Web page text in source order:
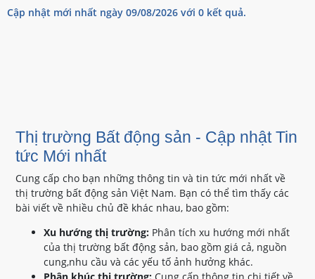
Cập nhật mới nhất ngày 09/08/2026 với 0 kết quả.
Thị trường Bất động sản - Cập nhật Tin
tức Mới nhất
Cung cấp cho bạn những thông tin và tin tức mới nhất về
thị trường bất động sản Việt Nam. Bạn có thể tìm thấy các
bài viết về nhiều chủ đề khác nhau, bao gồm:
Xu hướng thị trường: Phân tích xu hướng mới nhất
của thị trường bất động sản, bao gồm giá cả, nguồn
cung,nhu cầu và các yếu tố ảnh hưởng khác.